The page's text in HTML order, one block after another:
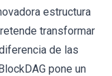
estructura
transformar
de las
pone un